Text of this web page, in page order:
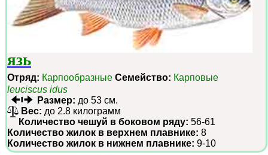
язь
Отряд: Карпообразные Семейство: Карповые
leuciscus idus
Размер: до 53 см.
Вес: до 2.8 килограмм
Количество чешуй в боковом ряду: 56-61
Количество жилок в верхнем плавнике: 8
Количество жилок в нижнем плавнике: 9-10